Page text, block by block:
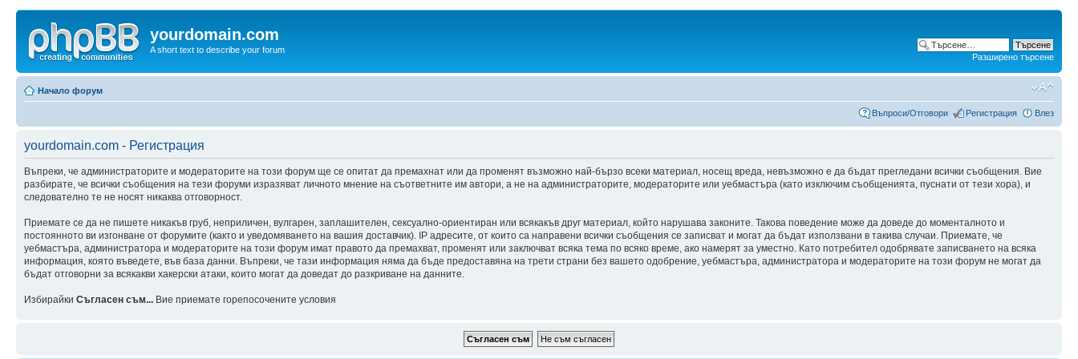
yourdomain.com
A short text to describe your forum
Разширено търсене
Начало форум
Въпроси/Отговори Регистрация Влез
yourdomain.com - Регистрация
Въпреки, че администраторите и модераторите на този форум ще се опитат да премахнат или да променят възможно най-бързо всеки материал, носещ вреда, невъзможно е да бъдат прегледани всички съобщения. Вие
разбирате, че всички съобщения на тези форуми изразяват личното мнение на съответните им автори, а не на администраторите, модераторите или уебмастъра (като изключим съобщенията, пуснати от тези хора), и
следователно те не носят никаква отговорност.
Приемате се да не пишете никакъв груб, неприличен, вулгарен, заплашителен, сексуално-ориентиран или всякакъв друг материал, който нарушава законите. Такова поведение може да доведе до моменталното и
постоянното ви изгонване от форумите (както и уведомяването на вашия доставчик). IP адресите, от които са направени всички съобщения се записват и могат да бъдат използвани в такива случаи. Приемате, че
уебмастъра, администратора и модераторите на този форум имат правото да премахват, променят или заключват всяка тема по всяко време, ако намерят за уместно. Като потребител одобрявате записването на всяка
информация, която въведете, във база данни. Въпреки, че тази информация няма да бъде предоставяна на трети страни без вашето одобрение, уебмастъра, администратора и модераторите на този форум не могат да
бъдат отговорни за всякакви хакерски атаки, които могат да доведат до разкриване на данните.
Избирайки Съгласен съм... Вие приемате горепосочените условия